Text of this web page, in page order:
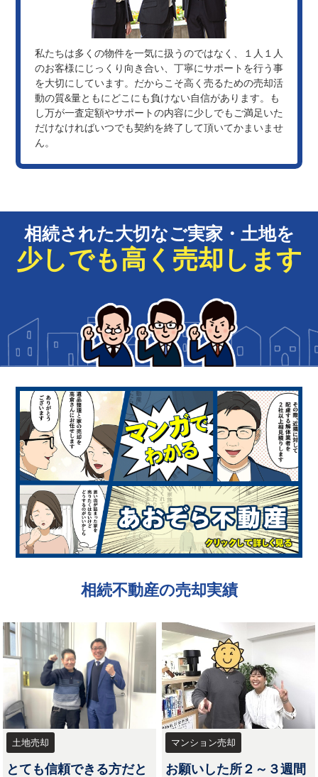
私たちは多くの物件を一気に扱うのではなく、１人１人
のお客様にじっくり向き合い、丁寧にサポートを行う事
を大切にしています。だからこそ高く売るための売却活
動の質&量ともにどこにも負けない自信があります。も
し万が一査定額やサポートの内容に少しでもご満足いた
だけなければいつでも契約を終了して頂いてかまいませ
ん。
相続された大切なご実家・土地を
少しでも高く売却します
相続不動産の売却実績
土地売却
とても信頼できる方だと
マンション売却
お願いした所２～３週間